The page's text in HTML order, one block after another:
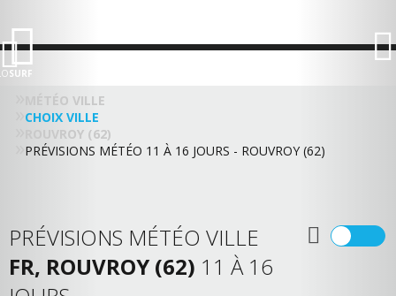
SURF
MÉTÉO VILLE
CHOIX VILLE
ROUVROY (62)
PRÉVISIONS MÉTÉO 11 À 16 JOURS - ROUVROY (62)
PRÉVISIONS MÉTÉO VILLE
FR, ROUVROY (62) 11 À 16